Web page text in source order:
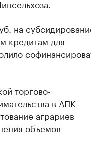
на
кредитам для
торгово-
в АПК
аграриев
объемов